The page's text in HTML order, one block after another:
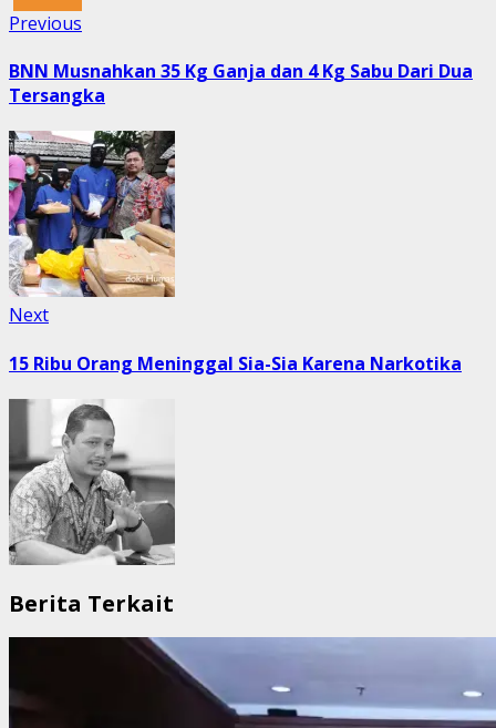
Post
navigation
Previous
BNN Musnahkan 35 Kg Ganja dan 4 Kg Sabu Dari Dua
Tersangka
NextNext
15 Ribu Orang Meninggal Sia-Sia Karena Narkotika
Berita Terkait